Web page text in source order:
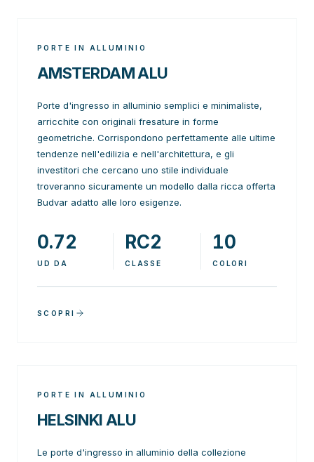
PORTE IN ALLUMINIO
AMSTERDAM ALU
Porte d'ingresso in alluminio semplici e minimaliste,
arricchite con originali fresature in forme
geometriche. Corrispondono perfettamente alle ultime
tendenze nell'edilizia e nell'architettura, e gli
investitori che cercano uno stile individuale
troveranno sicuramente un modello dalla ricca offerta
Budvar adatto alle loro esigenze.
0.72
UD DA
RC2
CLASSE
10
COLORI
SCOPRI
PORTE IN ALLUMINIO
HELSINKI ALU
Le porte d'ingresso in alluminio della collezione